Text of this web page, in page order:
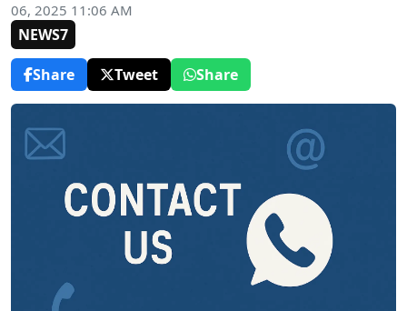
06, 2025 11:06 AM
NEWS7
Share
Tweet Share